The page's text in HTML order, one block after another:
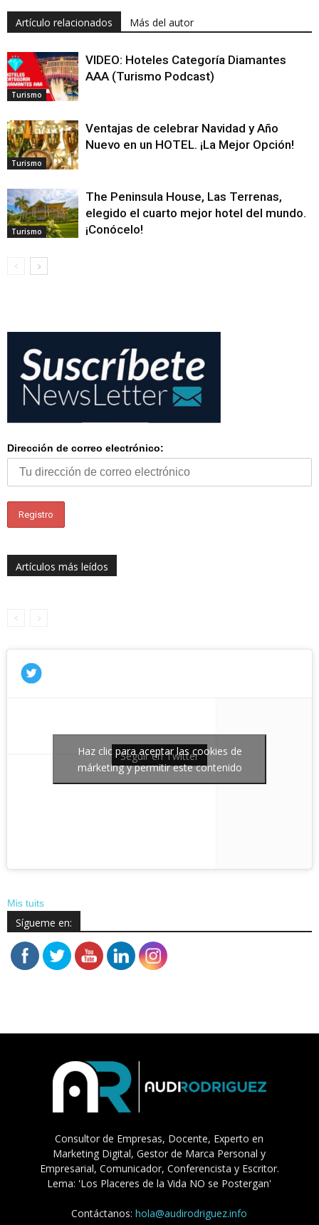
Artículo relacionados Más del autor
Turismo
VIDEO: Hoteles Categoría Diamantes
AAA (Turismo Podcast)
Turismo
Ventajas de celebrar Navidad y Año
Nuevo en un HOTEL. ¡La Mejor Opción!
Turismo
The Peninsula House, Las Terrenas,
elegido el cuarto mejor hotel del mundo.
¡Conócelo!
Dirección de correo electrónico:
Artículos más leídos
Seguir en Twitter
Haz clic para aceptar las cookies de
márketing y permitir este contenido
Mis tuits
Sígueme en:
Consultor de Empresas, Docente, Experto en
Marketing Digital, Gestor de Marca Personal y
Empresarial, Comunicador, Conferencista y Escritor.
Lema: 'Los Placeres de la Vida NO se Postergan'
Contáctanos:hola@audirodriguez.info